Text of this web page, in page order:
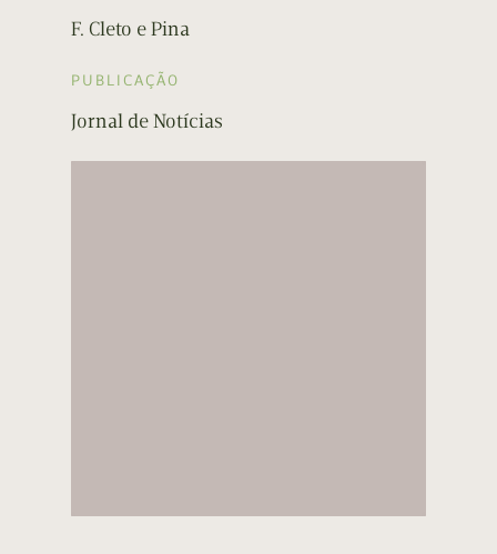
F. Cleto e Pina
PUBLICAÇÃO
Jornal de Notícias